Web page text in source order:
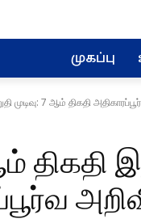
முகப்பு
முடிவு: 7 ஆம் திகதி
திகதி